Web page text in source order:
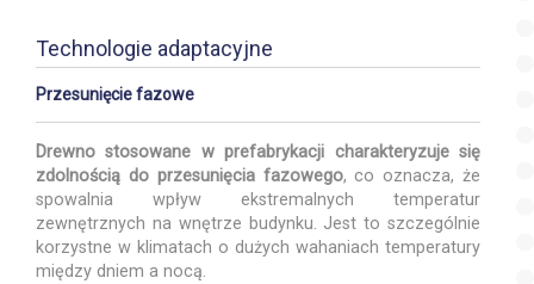
Technologie adaptacyjne
Przesunięcie fazowe
Drewno stosowane w prefabrykacji charakteryzuje się
zdolnością do przesunięcia fazowego, co oznacza, że
spowalnia wpływ ekstremalnych temperatur
zewnętrznych na wnętrze budynku. Jest to szczególnie
korzystne w klimatach o dużych wahaniach temperatury
między dniem a nocą.